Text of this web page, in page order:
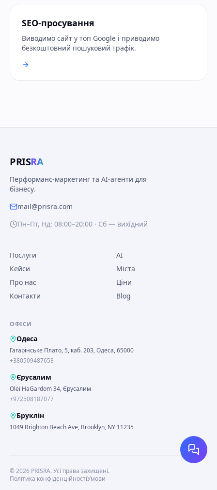
SEO-просування
Виводимо сайт у топ Google і приводимо
безкоштовний пошуковий трафік.
PRISRA
Перформанс-маркетинг та AI-агенти для
бізнесу.
mail@prisra.com
Пн–Пт, Нд: 08:00–20:00 · Сб — вихідний
Послуги
AI
Кейси
Міста
Про нас
Ціни
Контакти
Blog
ОФІСИ
Одеса
Гагарінське Плато, 5, каб. 203, Одеса, 65000
+380509487658
Єрусалим
Olei HaGardom 34, Єрусалим
+972508187077
Бруклін
1049 Brighton Beach Ave, Brooklyn, NY 11235
©2026 PRISRA.Усі права захищені.
Політика конфіденційностіУмови